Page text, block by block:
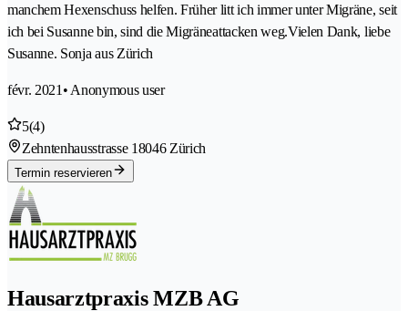
manchem Hexenschuss helfen. Früher litt ich immer unter Migräne, seit
ich bei Susanne bin, sind die Migräneattacken weg.Vielen Dank, liebe
Susanne. Sonja aus Zürich
févr. 2021 • Anonymous user
5(4)
Zehntenhausstrasse 18046 Zürich
Termin reservieren
Hausarztpraxis MZB AG